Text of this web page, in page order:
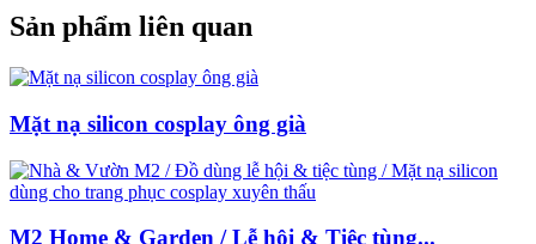
Sản phẩm liên quan
Mặt nạ silicon cosplay ông già
M2 Home & Garden / Lễ hội & Tiệc tùng...